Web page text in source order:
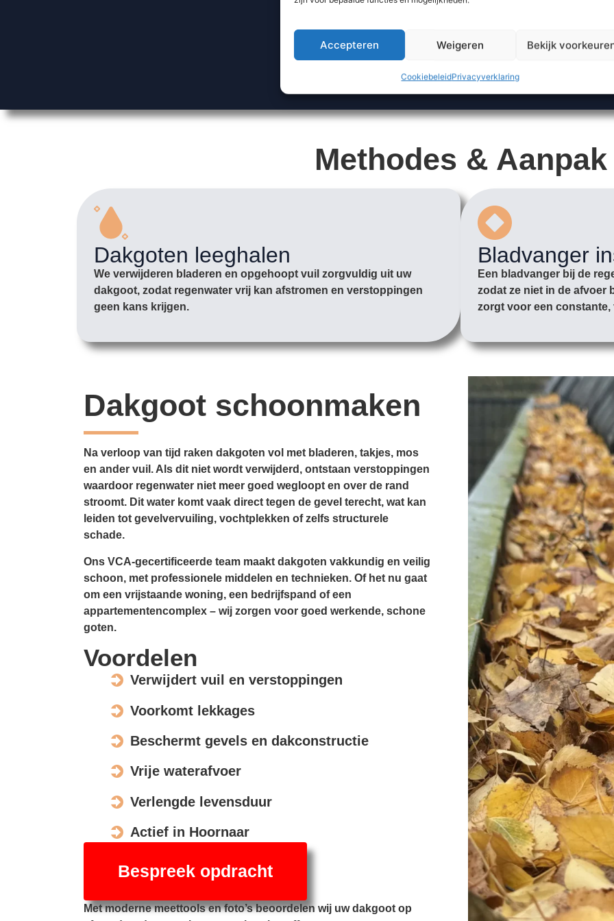
Accepteren Weigeren Bekijk
CookiebeleidPrivacyverklaring
Methodes & Aanpak
Dakgoten leeghalen
We verwijderen bladeren en opgehoopt vuil zorgvuldig uit uw
dakgoot, zodat regenwater vrij kan afstromen en verstoppingen
geen kans krijgen.
Bladvanger
Een bladvanger bij de
zodat ze niet in de afvoer
zorgt voor een constante,
Dakgoot schoonmaken
Na verloop van tijd raken dakgoten vol met bladeren, takjes, mos
en ander vuil. Als dit niet wordt verwijderd, ontstaan verstoppingen
waardoor regenwater niet meer goed wegloopt en over de rand
stroomt. Dit water komt vaak direct tegen de gevel terecht, wat kan
leiden tot gevelvervuiling, vochtplekken of zelfs structurele
schade.
Ons VCA-gecertificeerde team maakt dakgoten vakkundig en veilig
schoon, met professionele middelen en technieken. Of het nu gaat
om een vrijstaande woning, een bedrijfspand of een
appartementencomplex – wij zorgen voor goed werkende, schone
goten.
Voordelen
Verwijdert vuil en verstoppingen
Voorkomt lekkages
Beschermt gevels en dakconstructie
Vrije waterafvoer
Verlengde levensduur
Actief in Hoornaar
Bespreek opdracht
Met moderne meettools en foto’s beoordelen wij uw dakgoot op